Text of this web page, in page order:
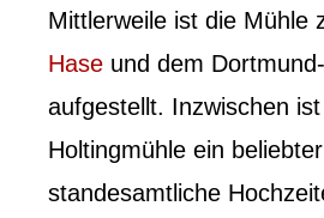
Mittlerweile ist die Mühle
Hase und dem
aufgestellt. Inzwischen
Holtingmühle ein
standesamtliche